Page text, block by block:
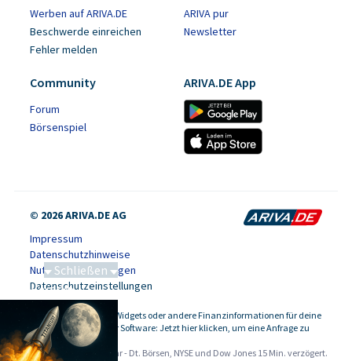
Werben auf ARIVA.DE
Beschwerde einreichen
Fehler melden
ARIVA pur
Newsletter
Community
Forum
Börsenspiel
ARIVA.DE App
© 2026 ARIVA.DE AG
Impressum
Datenschutzhinweise
Nutzungsbedingungen
Datenschutzeinstellungen
-
Kursdaten, Widgets oder andere Finanzinformationen für deine
Website oder Software: Jetzt hier klicken, um eine Anfrage zu
stellen.
Alle Angaben ohne Gewähr - Dt. Börsen, NYSE und Dow Jones 15 Min. verzögert.
Schließen
Saga bei 0,53 CAD